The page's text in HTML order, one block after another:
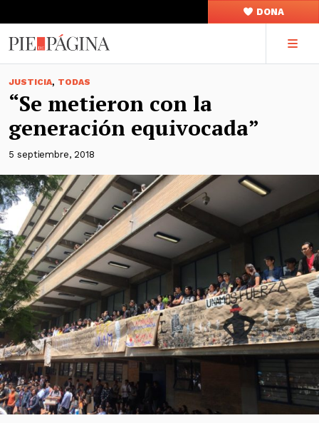
DONA
JUSTICIA, TODAS
“Se metieron con la
generación equivocada”
5 septiembre, 2018